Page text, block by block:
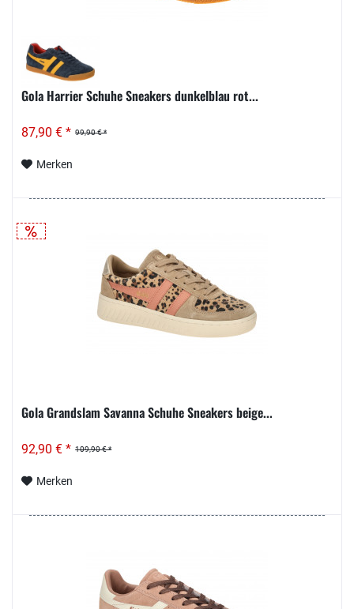
Gola Harrier Schuhe Sneakers dunkelblau rot...
99,90 € *
87,90 € *
Merken
Gola Grandslam Savanna Schuhe Sneakers beige...
109,90 € *
92,90 € *
Merken